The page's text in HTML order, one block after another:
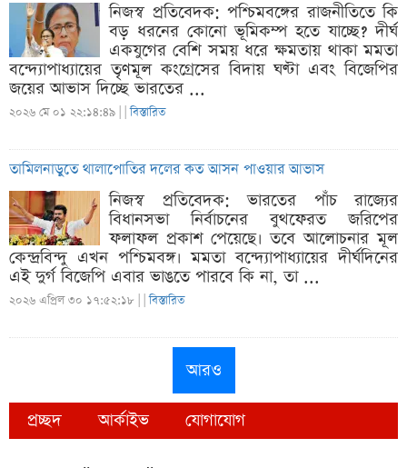
নিজস্ব প্রতিবেদক: পশ্চিমবঙ্গের রাজনীতিতে কি
বড় ধরনের কোনো ভূমিকম্প হতে যাচ্ছে? দীর্ঘ
একযুগের বেশি সময় ধরে ক্ষমতায় থাকা মমতা
বন্দ্যোপাধ্যায়ের তৃণমূল কংগ্রেসের বিদায় ঘণ্টা এবং বিজেপির
জয়ের আভাস দিচ্ছে ভারতের ...
২০২৬ মে ০১ ২২:১৪:৪৯ | |বিস্তারিত
তামিলনাড়ুতে থালাপোতির দলের কত আসন পাওয়ার আভাস
নিজস্ব প্রতিবেদক: ভারতের পাঁচ রাজ্যের
বিধানসভা নির্বাচনের বুথফেরত জরিপের
ফলাফল প্রকাশ পেয়েছে। তবে আলোচনার মূল
কেন্দ্রবিন্দু এখন পশ্চিমবঙ্গ। মমতা বন্দ্যোপাধ্যায়ের দীর্ঘদিনের
এই দুর্গ বিজেপি এবার ভাঙতে পারবে কি না, তা ...
২০২৬ এপ্রিল ৩০ ১৭:৫২:১৮ | |বিস্তারিত
আরও
প্রচ্ছদ আর্কাইভ যোগাযোগ